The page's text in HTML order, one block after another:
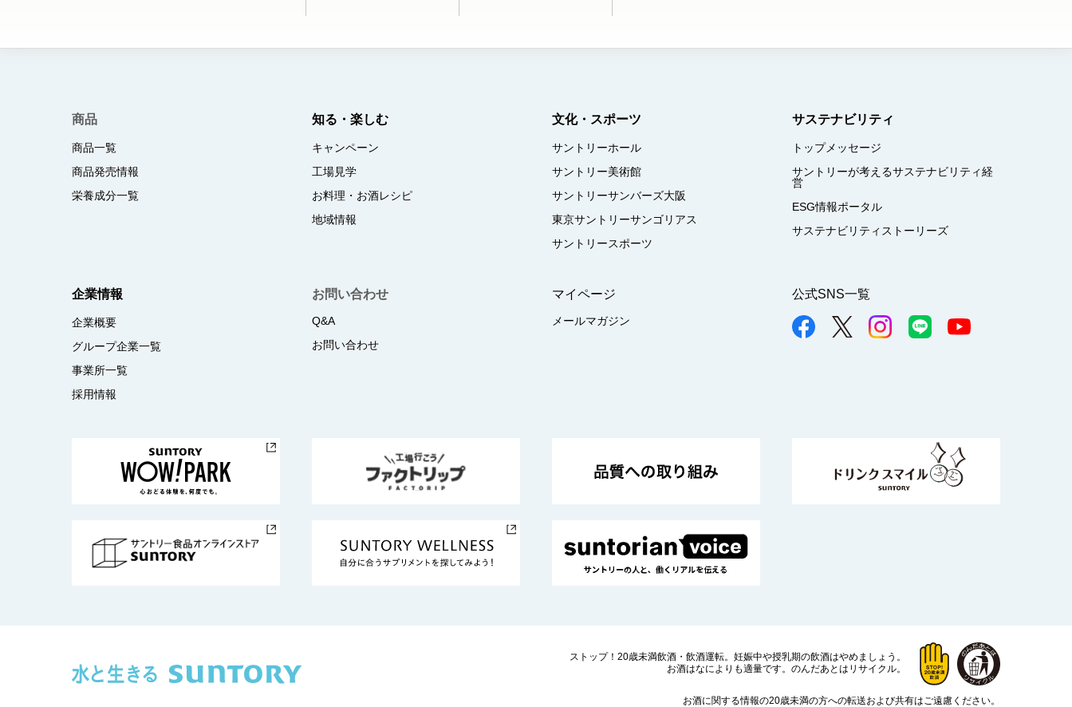
商品
商品一覧
商品発売情報
栄養成分一覧
知る・楽しむ
キャンペーン
工場見学
お料理・お酒レシピ
地域情報
文化・スポーツ
サントリーホール
サントリー美術館
サントリーサンバーズ大阪
東京サントリーサンゴリアス
サントリースポーツ
サステナビリティ
トップメッセージ
サントリーが考えるサステナビリティ経
営
ESG情報ポータル
サステナビリティストーリーズ
企業情報
企業概要
グループ企業一覧
事業所一覧
採用情報
お問い合わせ
Q&A
お問い合わせ
マイページ
メールマガジン
公式SNS一覧
ストップ！20歳未満飲酒・飲酒運転。 妊娠中や授乳期の飲酒はやめましょう。
お酒はなによりも適量です。 のんだあとはリサイクル。
お酒に関する情報の20歳未満の方への転送および共有はご遠慮ください。